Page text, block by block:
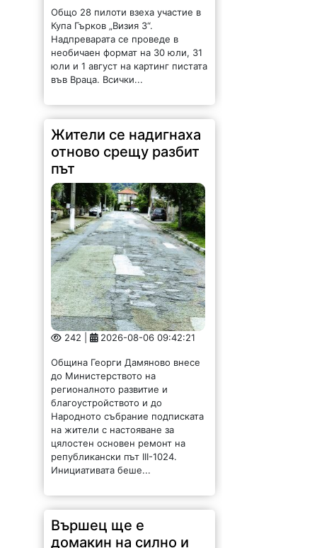
Общо 28 пилоти взеха участие в
Купа Гърков „Визия 3“.
Надпреварата се проведе в
необичаен формат на 30 юли, 31
юли и 1 август на картинг пистата
във Враца. Всички...
Жители се надигнаха
отново срещу разбит
път
242 | 2026-08-06 09:42:21
Община Георги Дамяново внесе
до Министерството на
регионалното развитие и
благоустройството и до
Народното събрание подписката
на жители с настояване за
цялостен основен ремонт на
републикански път III-1024.
Инициативата беше...
Вършец ще е
домакин на силно и